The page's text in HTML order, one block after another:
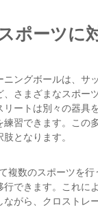
ポーツに
ニングボールは、サ
、さまざまなスポー
ートは別々の器具
練習できます。この
となります。
複数のスポーツを
できます。これに
ながら、クロストレ